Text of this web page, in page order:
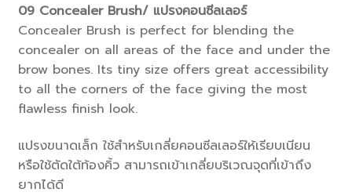
09Concealer Brush/ แปรงคอนซีลเลอร์
Concealer Brush is perfect for blending the
concealer on all areas of the face and under the
brow bones. Its tiny size offers great accessibility
to all the corners of the face giving the most
flawless finish look.
แปรงขนาดเล็ก ใช้สำหรับเกลี่ยคอนซีลเลอร์ให้เรียบเนียน
หรือใช้ตัดใต้ท้องคิ้ว สามารถเข้าเกลี่ยบริเวณจุดที่เข้าถึง
ยากได้ดี